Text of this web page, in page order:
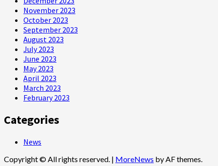
November 2023
October 2023
September 2023
August 2023
July 2023
June 2023
May 2023
April 2023
March 2023
February 2023
Categories
News
Copyright © All rights reserved. | MoreNews by AF themes.